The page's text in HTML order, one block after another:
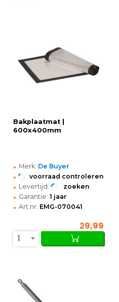
Bakplaatmat |
600x400mm
• Merk: De Buyer
• voorraad controleren
• Levertijd: zoeken
• Garantie: 1 jaar
• Art.nr: EMG-070041
29,99
1